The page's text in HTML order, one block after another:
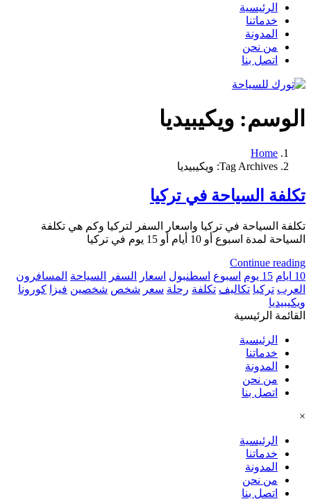
الرئيسية
خدماتنا
المدونة
من نحن
اتصل بنا
الوسم: ويكيبيديا
Home
Tag Archives: ويكيبيديا
تكلفة السياحة في تركيا
تكلفة السياحة في تركيا واسعار السفر لتركيا وكم هي تكلفة
السياحة لمدة اسبوع أو 10 أيام أو 15 يوم في تركيا
Continue reading
10 ايام
15 يوم اسبوع اسطنبول اسعار السفر السياحة المسافرون
العرب تركيا تكاليف تكلفة رحلة سعر شخص شخصين فيزا
كورونا
ويكيبيديا
القائمة الرئيسية
الرئيسية
خدماتنا
المدونة
من نحن
اتصل بنا
×
الرئيسية
خدماتنا
المدونة
من نحن
اتصل بنا